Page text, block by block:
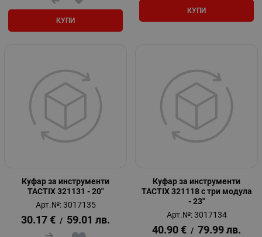
КУПИ
КУПИ
Куфар за инструменти
TACTIX 321131 - 20"
Арт.№: 3017135
30.17 € / 59.01 лв.
Куфар за инструменти
TACTIX 321118 с три модула
- 23"
Арт.№: 3017134
40.90 € / 79.99 лв.